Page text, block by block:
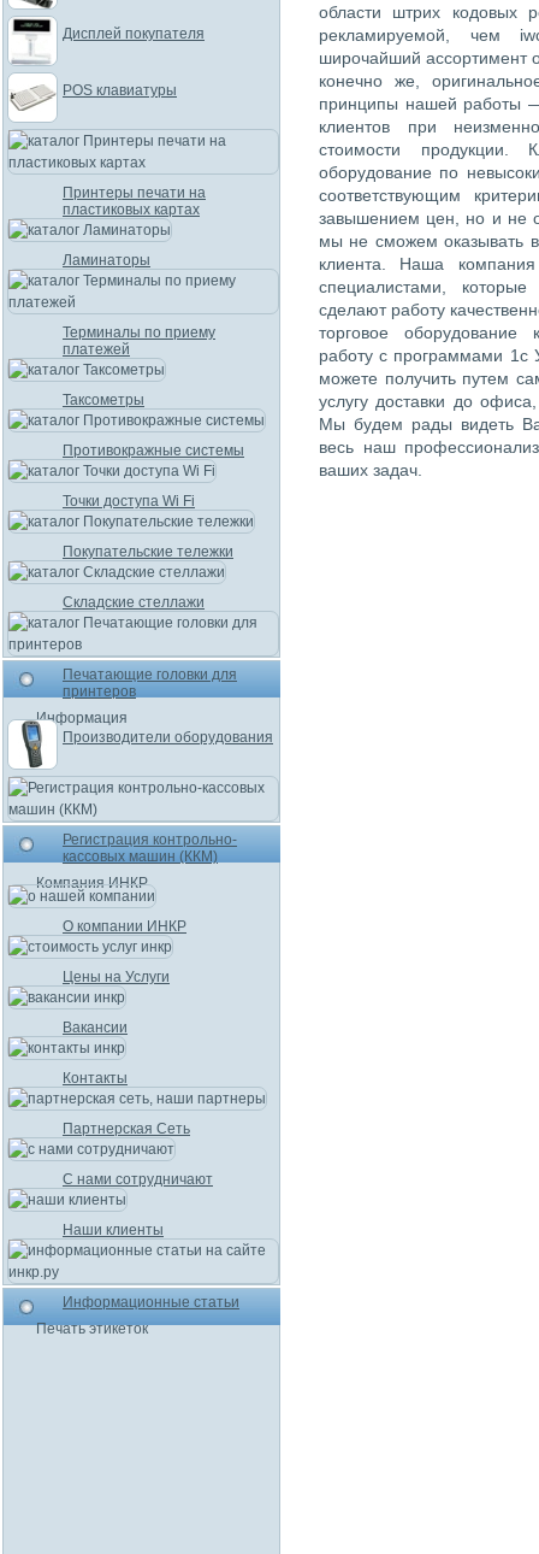
области штрих кодовых
рекламируемой, чем
широчайший ассортимент
конечно же,
принципы нашей работы
клиентов при
стоимости продукции.
оборудование по
соответствующим
завышением цен, но и не
мы не сможем оказывать
клиента. Наша компания
специалистами,
сделают работу
торговое оборудование
работу с программами 1с
можете получить путем
услугу доставки до
Мы будем рады видеть
весь наш
ваших задач.
Дисплей покупателя
POS клавиатуры
Принтеры печати на
пластиковых картах
Ламинаторы
Терминалы по приему
платежей
Таксометры
Противокражные системы
Точки доступа Wi Fi
Покупательские тележки
Складские стеллажи
Печатающие головки для
принтеров
Информация
Производители оборудования
Регистрация контрольно-
кассовых машин (ККМ)
Компания ИНКР
О компании ИНКР
Цены на Услуги
Вакансии
Контакты
Партнерская Сеть
С нами сотрудничают
Наши клиенты
Информационные статьи
Печать этикеток